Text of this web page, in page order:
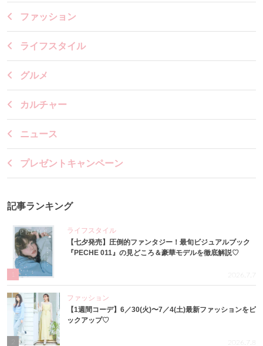
ファッション
ライフスタイル
グルメ
カルチャー
ニュース
プレゼントキャンペーン
記事ランキング
ライフスタイル
【七夕発売】圧倒的ファンタジー！最旬ビジュアルブック
『PECHE 011』の見どころ＆豪華モデルを徹底解説♡
2026.7.7
ファッション
【1週間コーデ】6／30(火)〜7／4(土)最新ファッションをピ
ックアップ♡
2026.7.8